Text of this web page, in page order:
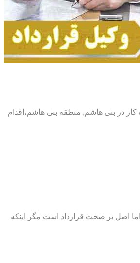
کار در بنی هاشم, منطقه بنی هاشم،اقدام
اما اصل بر صحت قرارداد است مگر اینکه